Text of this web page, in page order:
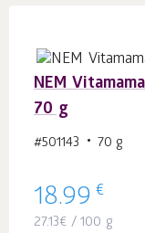
NEM
70 g
#501143 70 g
18.99 €
27.13€ / 100 g